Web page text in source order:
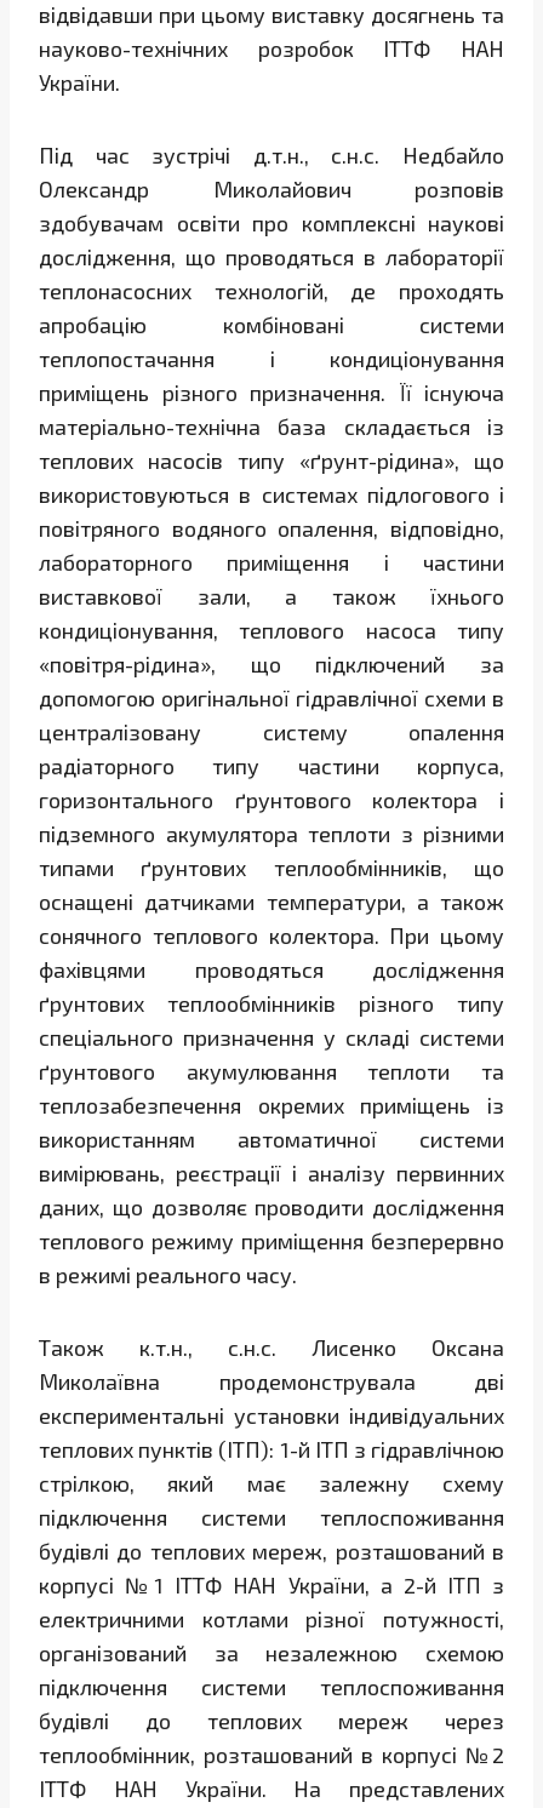
відвідавши при цьому виставку досягнень та
науково-технічних розробок ІТТФ НАН
України.
Під час зустрічі д.т.н., с.н.с. Недбайло
Олександр Миколайович розповів
здобувачам освіти про комплексні наукові
дослідження, що проводяться в лабораторії
теплонасосних технологій, де проходять
апробацію комбіновані системи
теплопостачання і кондиціонування
приміщень різного призначення. Її існуюча
матеріально-технічна база складається із
теплових насосів типу «ґрунт-рідина», що
використовуються в системах підлогового і
повітряного водяного опалення, відповідно,
лабораторного приміщення і частини
виставкової зали, а також їхнього
кондиціонування, теплового насоса типу
«повітря-рідина», що підключений за
допомогою оригінальної гідравлічної схеми в
централізовану систему опалення
радіаторного типу частини корпуса,
горизонтального ґрунтового колектора і
підземного акумулятора теплоти з різними
типами ґрунтових теплообмінників, що
оснащені датчиками температури, а також
сонячного теплового колектора. При цьому
фахівцями проводяться дослідження
ґрунтових теплообмінників різного типу
спеціального призначення у складі системи
ґрунтового акумулювання теплоти та
теплозабезпечення окремих приміщень із
використанням автоматичної системи
вимірювань, реєстрації і аналізу первинних
даних, що дозволяє проводити дослідження
теплового режиму приміщення безперервно
в режимі реального часу.
Також к.т.н., с.н.с. Лисенко Оксана
Миколаївна продемонструвала дві
експериментальні установки індивідуальних
теплових пунктів (ІТП): 1-й ІТП з гідравлічною
стрілкою, який має залежну схему
підключення системи теплоспоживання
будівлі до теплових мереж, розташований в
корпусі №1 ІТТФ НАН України, а 2-й ІТП з
електричними котлами різної потужності,
організований за незалежною схемою
підключення системи теплоспоживання
будівлі до теплових мереж через
теплообмінник, розташований в корпусі №2
ІТТФ НАН України. На представлених